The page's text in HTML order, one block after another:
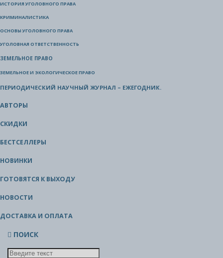
ИСТОРИЯ УГОЛОВНОГО ПРАВА
КРИМИНАЛИСТИКА
ОСНОВЫ УГОЛОВНОГО ПРАВА
УГОЛОВНАЯ ОТВЕТСТВЕННОСТЬ
ЗЕМЕЛЬНОЕ ПРАВО
ЗЕМЕЛЬНОЕ И ЭКОЛОГИЧЕСКОЕ ПРАВО
ПЕРИОДИЧЕСКИЙ НАУЧНЫЙ ЖУРНАЛ – ЕЖЕГОДНИК.
АВТОРЫ
СКИДКИ
БЕСТСЕЛЛЕРЫ
НОВИНКИ
ГОТОВЯТСЯ К ВЫХОДУ
НОВОСТИ
ДОСТАВКА И ОПЛАТА
ПОИСК